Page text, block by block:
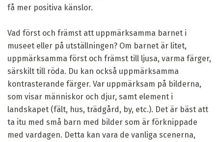
få mer positiva känslor.
Vad först och främst att uppmärksamma barnet i
museet eller på utställningen? Om barnet är litet,
uppmärksamma först och främst till ljusa, varma färger,
särskilt till röda. Du kan också uppmärksamma
kontrasterande färger. Var uppmärksam på bilderna,
som visar människor och djur, samt element i
landskapet (fält, hus, trädgård, by, etc.). Det är bäst att
ta itu med små barn med bilder som är förknippade
med vardagen. Detta kan vara de vanliga scenerna,